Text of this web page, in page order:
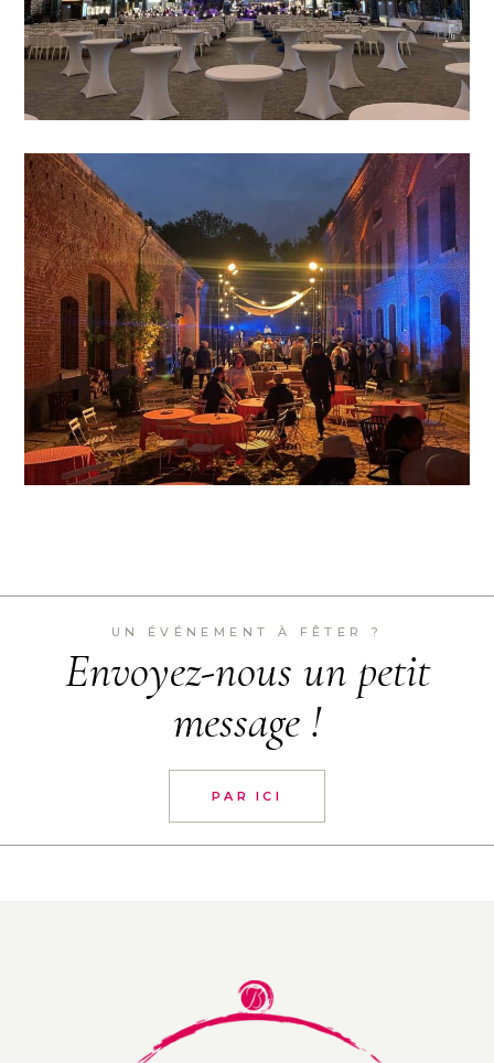
UN ÉVÉNEMENT À FÊTER ?
Envoyez-nous un petit
message !
PAR ICI